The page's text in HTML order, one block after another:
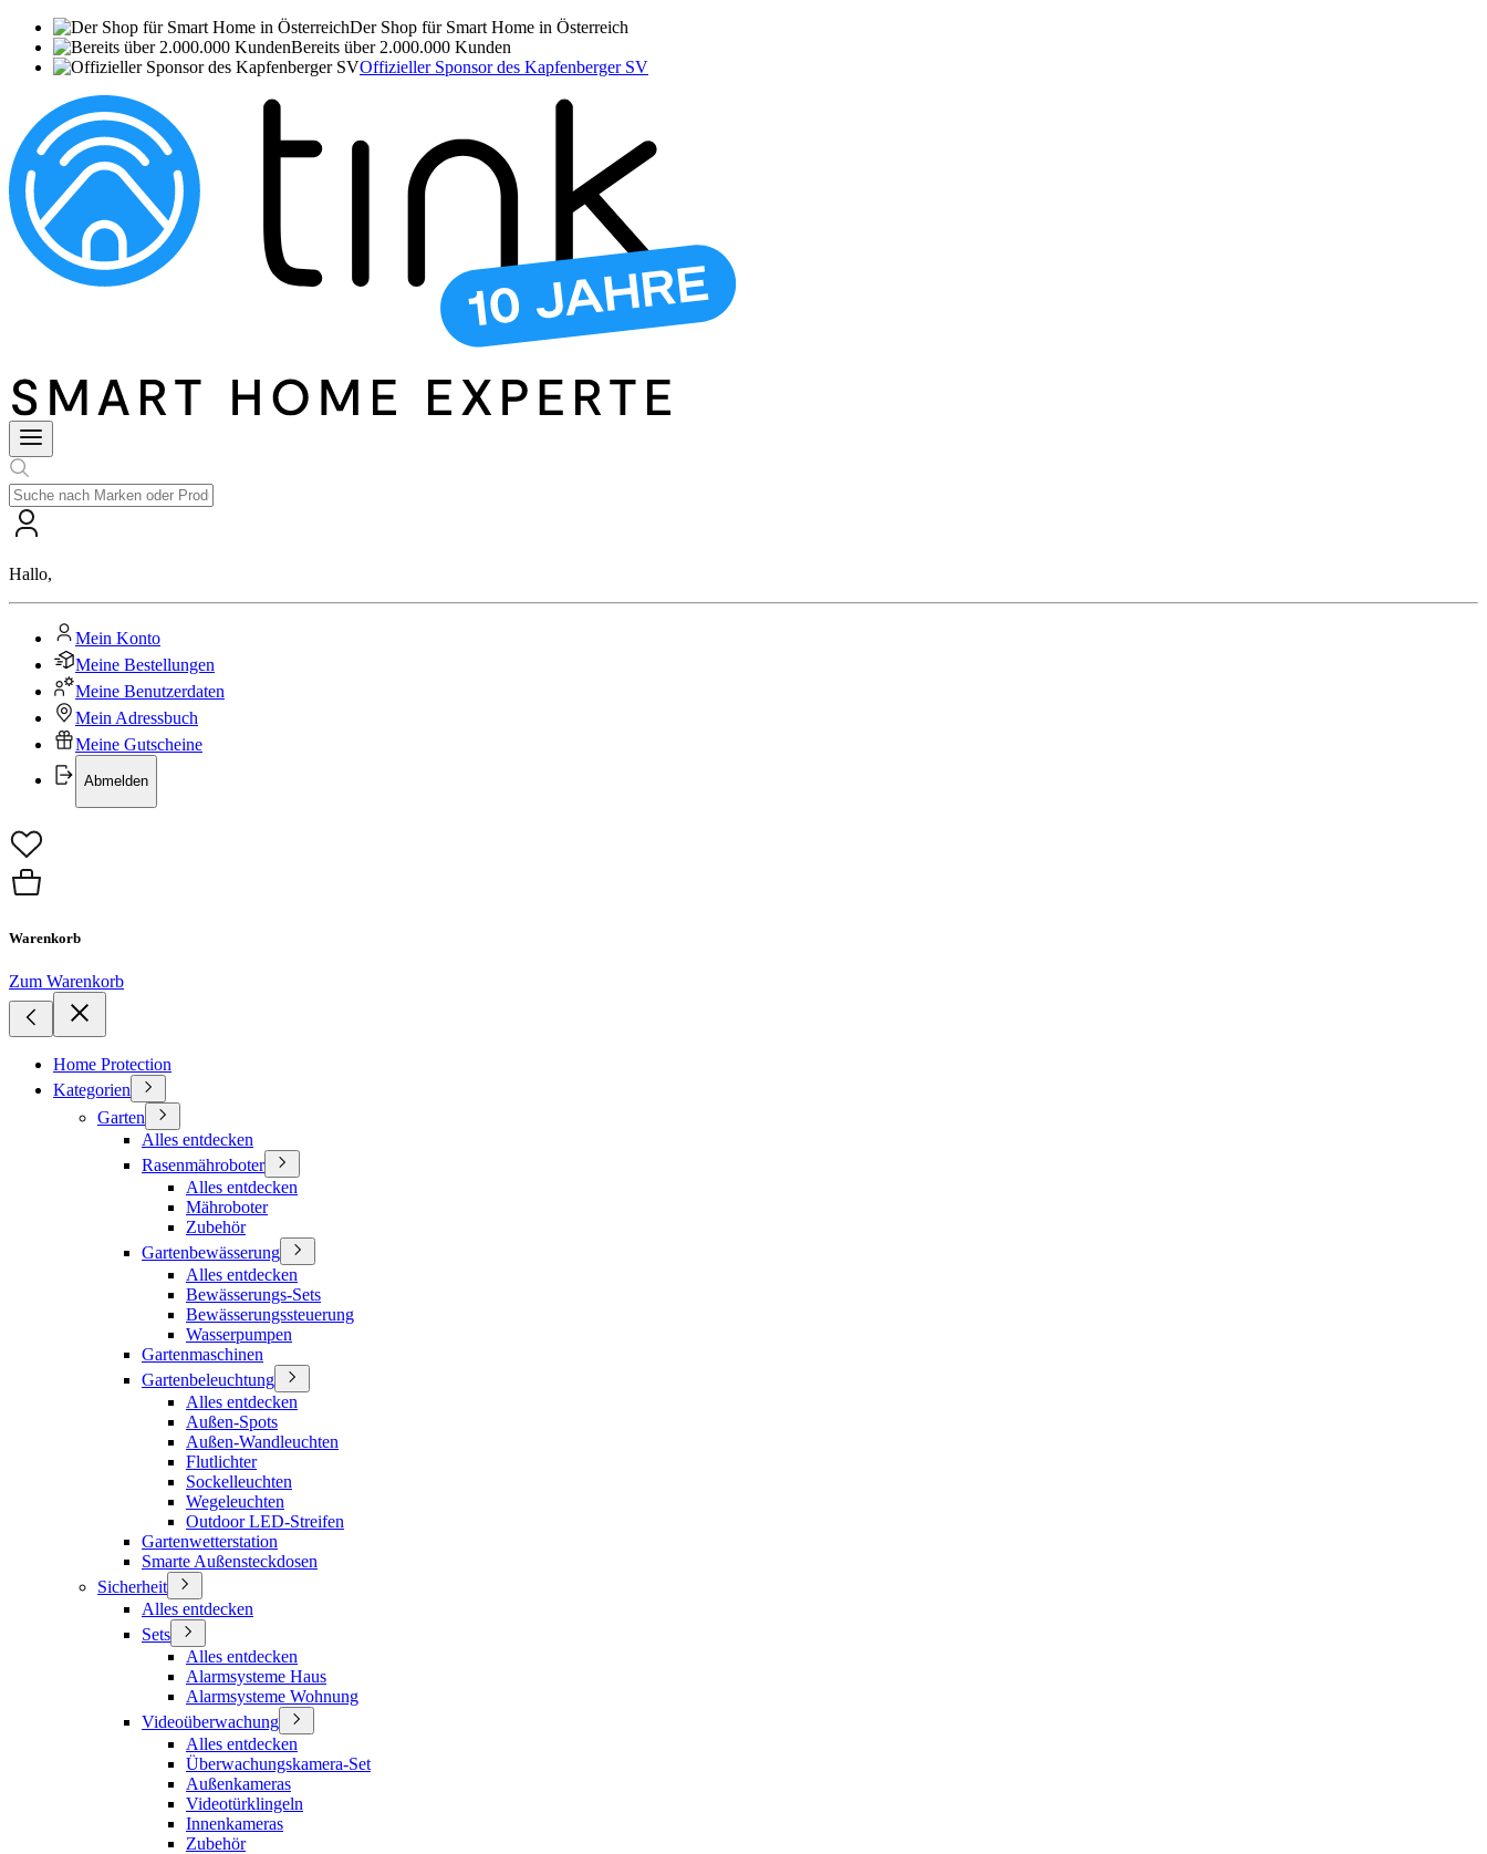
Der Shop für Smart Home in Österreich
Bereits über 2.000.000 Kunden
Offizieller Sponsor des Kapfenberger SV
Hallo,
Mein Konto
Meine Bestellungen
Meine Benutzerdaten
Mein Adressbuch
Meine Gutscheine
Abmelden
Warenkorb
Zum Warenkorb
Home Protection
Kategorien
Garten
Alles entdecken
Rasenmähroboter
Alles entdecken
Mähroboter
Zubehör
Gartenbewässerung
Alles entdecken
Bewässerungs-Sets
Bewässerungssteuerung
Wasserpumpen
Gartenmaschinen
Gartenbeleuchtung
Alles entdecken
Außen-Spots
Außen-Wandleuchten
Flutlichter
Sockelleuchten
Wegeleuchten
Outdoor LED-Streifen
Gartenwetterstation
Smarte Außensteckdosen
Sicherheit
Alles entdecken
Sets
Alles entdecken
Alarmsysteme Haus
Alarmsysteme Wohnung
Videoüberwachung
Alles entdecken
Überwachungskamera-Set
Außenkameras
Videotürklingeln
Innenkameras
Zubehör